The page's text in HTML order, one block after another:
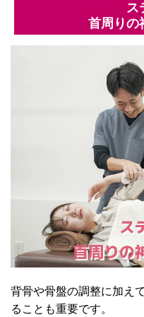
ス
首周りの
ス
首周りの
背骨や骨盤の調整に加えて
ることも重要です。